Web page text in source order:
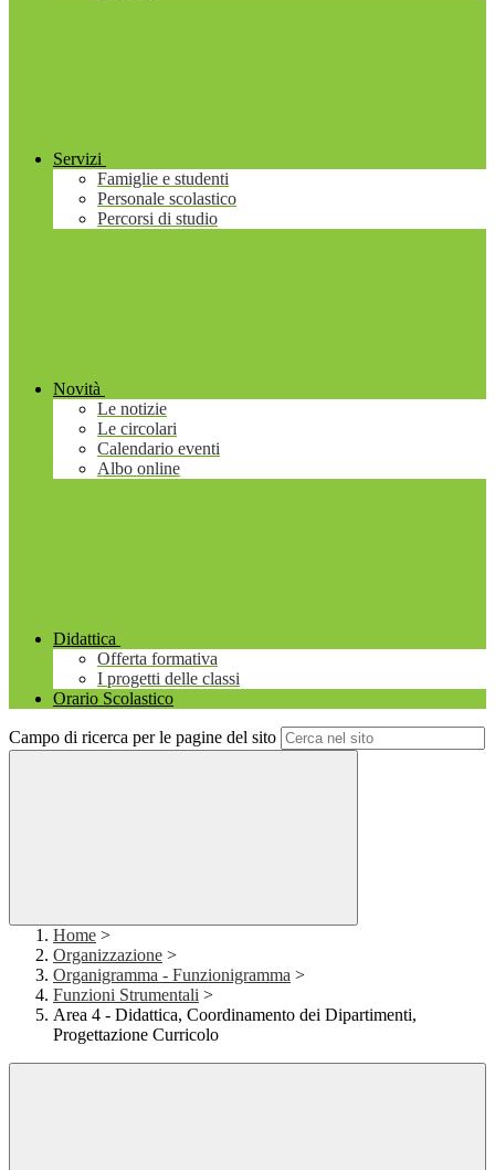
Servizi
Famiglie e studenti
Personale scolastico
Percorsi di studio
Novità
Le notizie
Le circolari
Calendario eventi
Albo online
Didattica
Offerta formativa
I progetti delle classi
Orario Scolastico
Campo di ricerca per le pagine del sito
Home >
Organizzazione >
Organigramma - Funzionigramma >
Funzioni Strumentali >
Area 4 - Didattica, Coordinamento dei Dipartimenti,
Progettazione Curricolo